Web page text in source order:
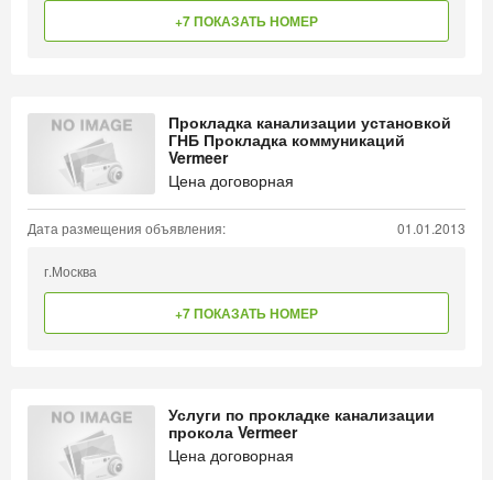
+7 ПОКАЗАТЬ НОМЕР
Прокладка канализации установкой
ГНБ Прокладка коммуникаций
Vermeer
Цена договорная
Дата размещения объявления: 01.01.2013
г.Москва
+7 ПОКАЗАТЬ НОМЕР
Услуги по прокладке канализации
прокола Vermeer
Цена договорная